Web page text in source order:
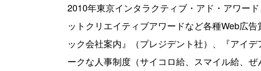
2010年東京インタラクティブ・アド・アワー
ットクリエイティブアワードなど各種Web広
ック会社案内』（プレジデント社）、『アイ
ークな人事制度（サイコロ給、スマイル給、